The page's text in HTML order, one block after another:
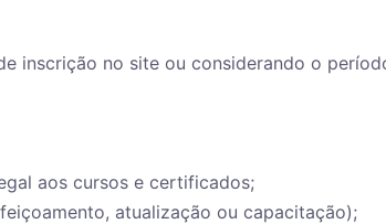
inscrição no site ou considerando o
aos cursos e certificados;
atualização ou capacitação);